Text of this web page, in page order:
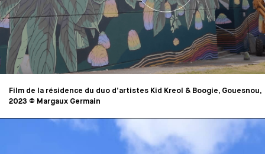
Film de la résidence du duo d’artistes Kid Kreol & Boogie, Gouesnou,
2023 © Margaux Germain